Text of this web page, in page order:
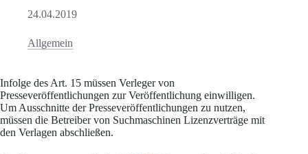
24.04.2019
Allgemein
Infolge des Art. 15 müssen Verleger von
Presseveröffentlichungen zur Veröffentlichung einwilligen.
Um Ausschnitte der Presseveröffentlichungen zu nutzen,
müssen die Betreiber von Suchmaschinen Lizenzverträge mit
den Verlagen abschließen.